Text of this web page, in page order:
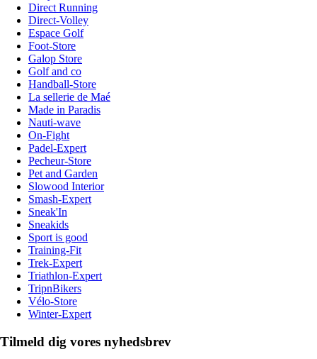
Direct Running
Direct-Volley
Espace Golf
Foot-Store
Galop Store
Golf and co
Handball-Store
La sellerie de Maé
Made in Paradis
Nauti-wave
On-Fight
Padel-Expert
Pecheur-Store
Pet and Garden
Slowood Interior
Smash-Expert
Sneak'In
Sneakids
Sport is good
Training-Fit
Trek-Expert
Triathlon-Expert
TripnBikers
Vélo-Store
Winter-Expert
Tilmeld dig vores nyhedsbrev